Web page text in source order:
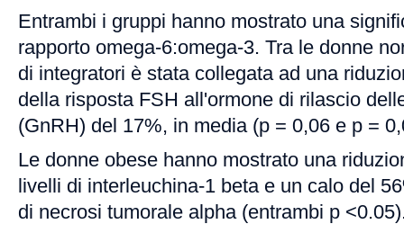
Entrambi i gruppi hanno mostrato una
rapporto omega-6:omega-3. Tra le donne
di integratori è stata collegata ad una
della risposta FSH all'ormone di rilascio
(GnRH) del 17%, in media (p = 0,06 e p =
Le donne obese hanno mostrato una
livelli di interleuchina-1 beta e un calo del
di necrosi tumorale alpha (entrambi p